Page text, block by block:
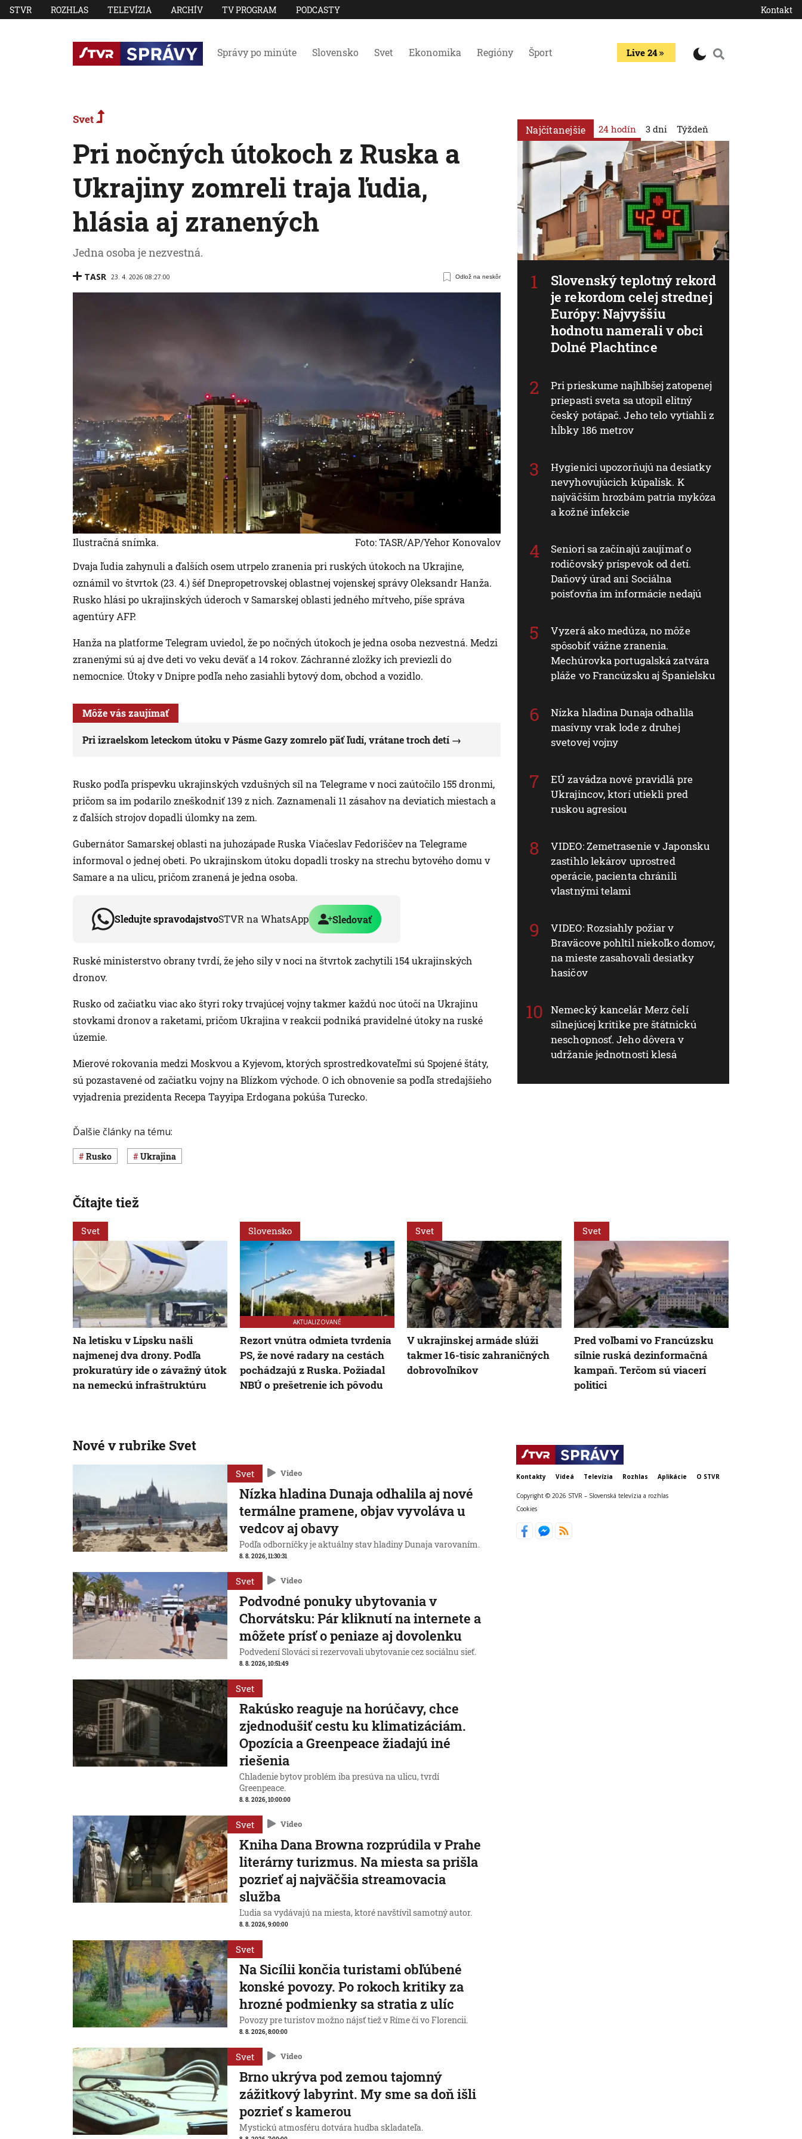
STVR ROZHLAS TELEVÍZIA ARCHÍV TV PROGRAM PODCASTY Kontakt
Správy po minúte Slovensko Svet Ekonomika Regióny Šport Live 24
Svet
Pri nočných útokoch z Ruska a
Ukrajiny zomreli traja ľudia,
hlásia aj zranených
Jedna osoba je nezvestná.
TASR 23. 4. 2026 08:27:00 Odlož na neskôr
Ilustračná snímka.
Foto: TASR/AP/Yehor Konovalov
Dvaja ľudia zahynuli a ďalších osem utrpelo zranenia pri ruských útokoch na Ukrajine,
oznámil vo štvrtok (23. 4.) šéf Dnepropetrovskej oblastnej vojenskej správy Oleksandr Hanža.
Rusko hlási po ukrajinských úderoch v Samarskej oblasti jedného mŕtveho, píše správa
agentúry AFP.
Hanža na platforme Telegram uviedol, že po nočných útokoch je jedna osoba nezvestná. Medzi
zranenými sú aj dve deti vo veku deväť a 14 rokov. Záchranné zložky ich previezli do
nemocnice. Útoky v Dnipre podľa neho zasiahli bytový dom, obchod a vozidlo.
Môže vás zaujímať
Pri izraelskom leteckom útoku v Pásme Gazy zomrelo päť ľudí, vrátane troch detí
Rusko podľa príspevku ukrajinských vzdušných síl na Telegrame v noci zaútočilo 155 dronmi,
pričom sa im podarilo zneškodniť 139 z nich. Zaznamenali 11 zásahov na deviatich miestach a
z ďalších strojov dopadli úlomky na zem.
Gubernátor Samarskej oblasti na juhozápade Ruska Viačeslav Fedoriščev na Telegrame
informoval o jednej obeti. Po ukrajinskom útoku dopadli trosky na strechu bytového domu v
Samare a na ulicu, pričom zranená je jedna osoba.
Sledujte spravodajstvoSTVR na WhatsApp Sledovať
Ruské ministerstvo obrany tvrdí, že jeho sily v noci na štvrtok zachytili 154 ukrajinských
dronov.
Rusko od začiatku viac ako štyri roky trvajúcej vojny takmer každú noc útočí na Ukrajinu
stovkami dronov a raketami, pričom Ukrajina v reakcii podniká pravidelné útoky na ruské
územie.
Mierové rokovania medzi Moskvou a Kyjevom, ktorých sprostredkovateľmi sú Spojené štáty,
sú pozastavené od začiatku vojny na Blízkom východe. O ich obnovenie sa podľa stredajšieho
vyjadrenia prezidenta Recepa Tayyipa Erdogana pokúša Turecko.
Ďalšie články na tému:
Rusko Ukrajina
Najčítanejšie 24 hodín
Slovenský teplotný rekord
je rekordom celej strednej
Európy: Najvyššiu
hodnotu namerali v obci
Dolné Plachtince
Pri prieskume najhlbšej zatopenej
priepasti sveta sa utopil elitný
český potápač. Jeho telo vytiahli z
hĺbky 186 metrov
Hygienici upozorňujú na desiatky
nevyhovujúcich kúpalísk. K
najväčším hrozbám patria mykóza
a kožné infekcie
Seniori sa začínajú zaujímať o
rodičovský príspevok od detí.
Daňový úrad ani Sociálna
poisťovňa im informácie nedajú
Vyzerá ako medúza, no môže
spôsobiť vážne zranenia.
Mechúrovka portugalská zatvára
pláže vo Francúzsku aj Španielsku
Nízka hladina Dunaja odhalila
masívny vrak lode z druhej
svetovej vojny
EÚ zavádza nové pravidlá pre
Ukrajincov, ktorí utiekli pred
ruskou agresiou
VIDEO: Zemetrasenie v Japonsku
zastihlo lekárov uprostred
operácie, pacienta chránili
vlastnými telami
VIDEO: Rozsiahly požiar v
Braväcove pohltil niekoľko domov,
na mieste zasahovali desiatky
hasičov
Nemecký kancelár Merz čelí
silnejúcej kritike pre štátnickú
neschopnosť. Jeho dôvera v
udržanie jednotnosti klesá
3 dni Týždeň
Čítajte tiež
Svet
Na letisku v Lipsku našli
najmenej dva drony. Podľa
prokuratúry ide o závažný útok
na nemeckú infraštruktúru
Slovensko
AKTUALIZOVANÉ
Rezort vnútra odmieta tvrdenia
PS, že nové radary na cestách
pochádzajú z Ruska. Požiadal
NBÚ o prešetrenie ich pôvodu
Svet
V ukrajinskej armáde slúži
takmer 16-tisíc zahraničných
dobrovoľníkov
Svet
Pred voľbami vo Francúzsku
silnie ruská dezinformačná
kampaň. Terčom sú viacerí
politici
Nové v rubrike Svet
Svet Video
Nízka hladina Dunaja odhalila aj nové
termálne pramene, objav vyvoláva u
vedcov aj obavy
Podľa odborníčky je aktuálny stav hladiny Dunaja varovaním.
8. 8. 2026, 11:30:31
Svet Video
Podvodné ponuky ubytovania v
Chorvátsku: Pár kliknutí na internete a
môžete prísť o peniaze aj dovolenku
Podvedení Slováci si rezervovali ubytovanie cez sociálnu sieť.
8. 8. 2026, 10:51:49
Svet
Rakúsko reaguje na horúčavy, chce
zjednodušiť cestu ku klimatizáciám.
Opozícia a Greenpeace žiadajú iné
riešenia
Chladenie bytov problém iba presúva na ulicu, tvrdí
Greenpeace.
8. 8. 2026, 10:00:00
Svet Video
Kniha Dana Browna rozprúdila v Prahe
literárny turizmus. Na miesta sa prišla
pozrieť aj najväčšia streamovacia
služba
Ľudia sa vydávajú na miesta, ktoré navštívil samotný autor.
8. 8. 2026, 9:00:00
Svet
Na Sicílii končia turistami obľúbené
konské povozy. Po rokoch kritiky za
hrozné podmienky sa stratia z ulíc
Povozy pre turistov možno nájsť tiež v Ríme či vo Florencii.
8. 8. 2026, 8:00:00
Svet Video
Brno ukrýva pod zemou tajomný
zážitkový labyrint. My sme sa doň išli
pozrieť s kamerou
Mystickú atmosféru dotvára hudba skladateľa.
Kontakty Videá Televízia Rozhlas Aplikácie O STVR
Copyright © 2026 STVR – Slovenská televízia a rozhlas
Cookies